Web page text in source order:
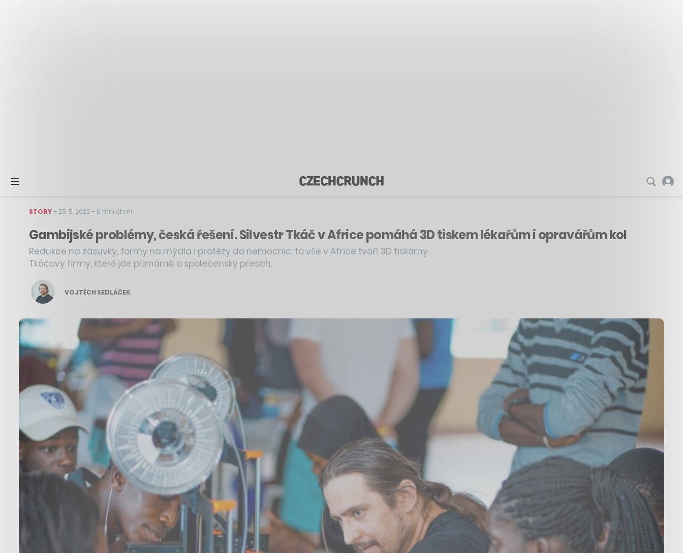
STORY– 29. 5. 2022 – 6 min čtení
Gambijské problémy, česká řešení. Silvestr Tkáč v Africe pomáhá 3D tiskem lékařům i opravářům kol
Redukce na zásuvky, formy na mýdla i protézy do nemocnic, to vše v Africe tvoří 3D tiskárny
Tkáčovy firmy, které jde primárně o společenský přesah.
VOJTĚCH SEDLÁČEK